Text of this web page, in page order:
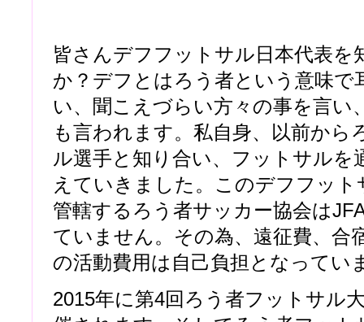
皆さんデフフットサル日本代表を
か？デフとはろう者という意味で
い、聞こえづらい方々の事を言い
も言われます。私自身、以前から
ル選手と知り合い、フットサルを
えていきました。このデフフット
管轄するろう者サッカー協会は
ていません。その為、遠征費、合
の活動費用は自己負担となってい
2015年に第4回ろう者フットサル